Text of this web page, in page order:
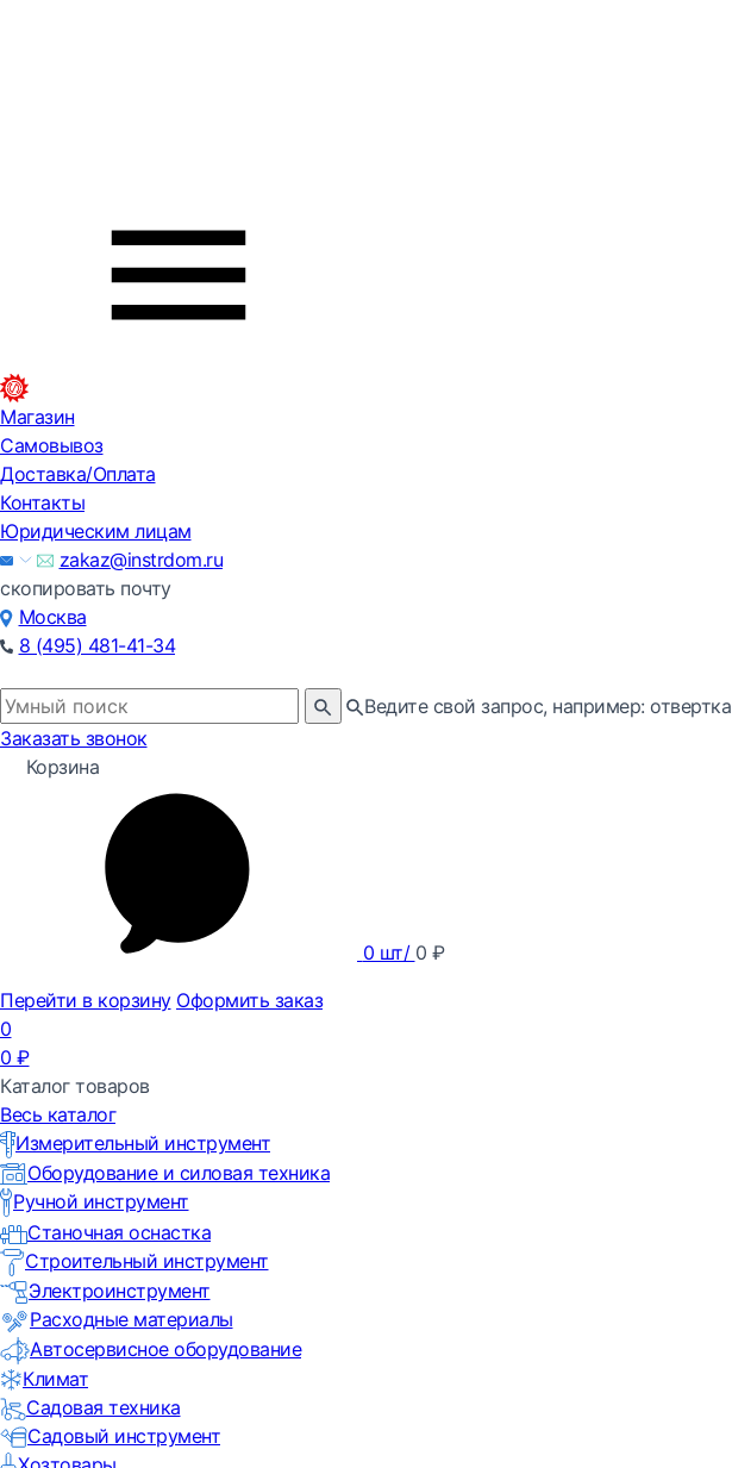
Магазин
Самовывоз
Доставка/Оплата
Контакты
Юридическим лицам
zakaz@instrdom.ru
скопировать почту
Москва
8 (495) 481-41-34
Ведите свой запрос, например: отвертка
Заказать звонок
Корзина
0 шт/ 0 ₽
Перейти в корзину Оформить заказ
0
0 ₽
Каталог товаров
Весь каталог
Измерительный инструмент
Оборудование и силовая техника
Ручной инструмент
Станочная оснастка
Строительный инструмент
Электроинструмент
Расходные материалы
Автосервисное оборудование
Климат
Садовая техника
Садовый инструмент